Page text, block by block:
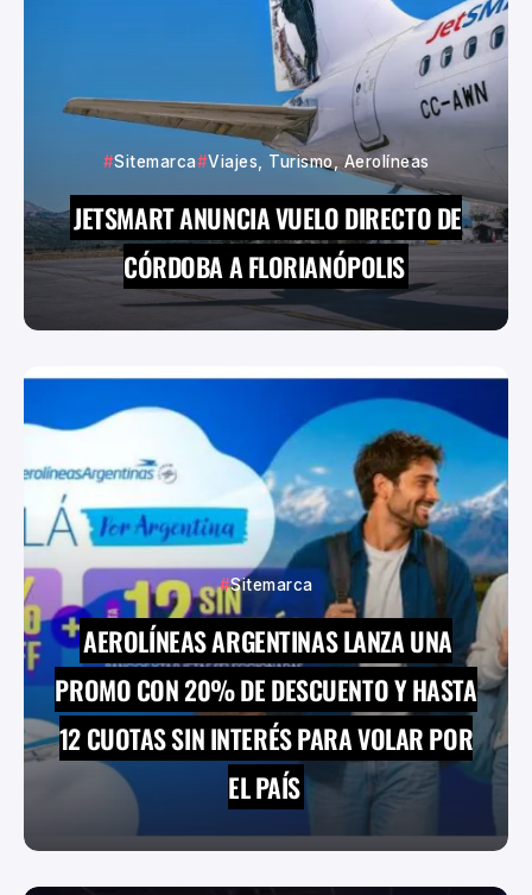
Sitemarca Viajes, Turismo, Aerolíneas
JETSMART ANUNCIA VUELO DIRECTO DE
CÓRDOBA A FLORIANÓPOLIS
Sitemarca
AEROLÍNEAS ARGENTINAS LANZA UNA
PROMO CON 20% DE DESCUENTO Y HASTA
12 CUOTAS SIN INTERÉS PARA VOLAR POR
EL PAÍS